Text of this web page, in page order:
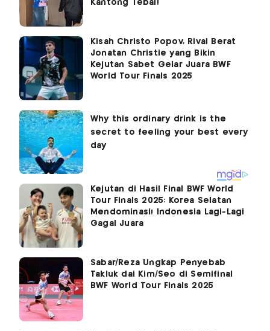
Kantong Tebal!
Kisah Christo Popov, Rival Berat
Jonatan Christie yang Bikin
Kejutan Sabet Gelar Juara BWF
World Tour Finals 2025
Kejutan di Hasil Final BWF World
Tour Finals 2025: Korea Selatan
Mendominasi! Indonesia Lagi-Lagi
Gagal Juara
Sabar/Reza Ungkap Penyebab
Takluk dai Kim/Seo di Semifinal
BWF World Tour Finals 2025